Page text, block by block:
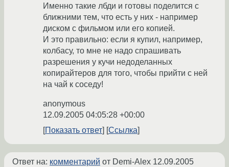
Именно такие лбди и готовы поделится с
ближними тем, что есть у них - например
диском с фильмом или его копией.
И это правильно: если я купил, например,
колбасу, то мне не надо спрашивать
разрешения у кучи недоделанных
копирайтеров для того, чтобы прийти с ней
на чай к соседу!
anonymous
12.09.2005 04:05:28 +00:00
Показать ответ
Ссылка
Ответ на: комментарий от Demi-Alex 12.09.2005